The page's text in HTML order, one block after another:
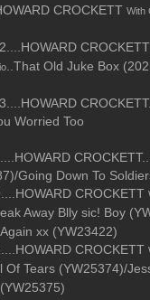
CROCKETT With
CROCKETT
..That Old Juke Box
Worried Too
Going Down To
CROCKETT
Away Blly sic! Boy
xx (YW23422)
CROCKETT
Of Tears (YW25374)/